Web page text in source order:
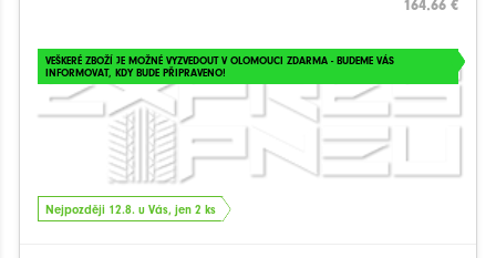
164.66 €
VEŠKERÉ ZBOŽÍ JE MOŽNÉ VYZVEDOUT V OLOMOUCI ZDARMA - BUDEME VÁS
INFORMOVAT, KDY BUDE PŘIPRAVENO!
Nejpozději 12.8. u Vás, jen 2 ks